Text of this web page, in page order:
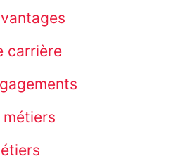
carrière
métiers